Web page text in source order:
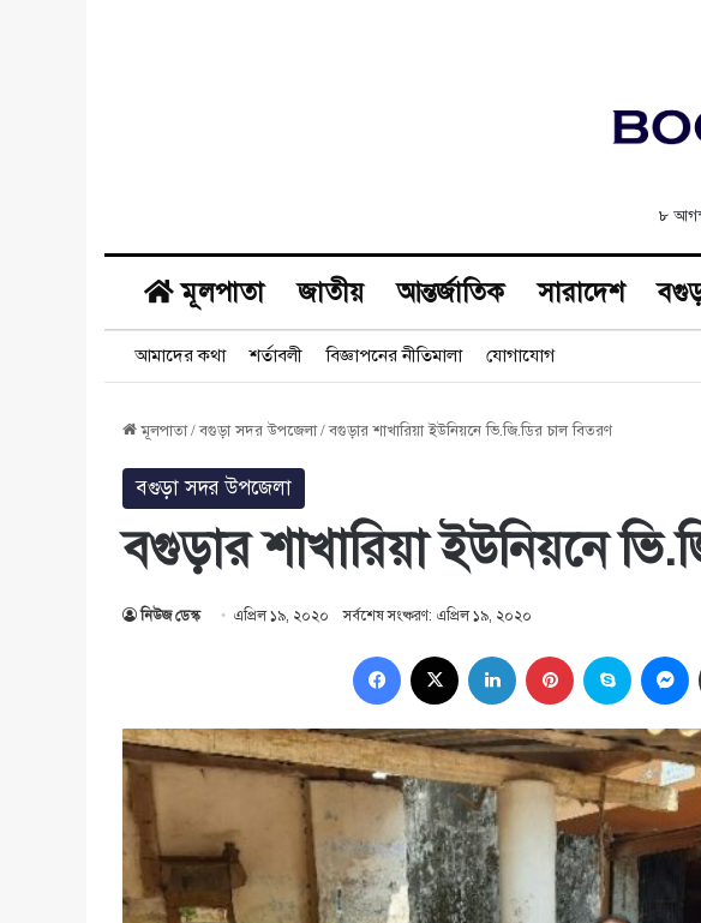
৮
মূলপাতা জাতীয় আন্তর্জাতিক সারাদেশ
আমাদের কথা শর্তাবলী বিজ্ঞাপনের নীতিমালা যোগাযোগ
মূলপাতা/বগুড়া সদর উপজেলা/বগুড়ার শাখারিয়া ইউনিয়নে ভি.জি.ডির চাল বিতরণ
বগুড়া সদর উপজেলা
বগুড়ার শাখারিয়া ইউনিয়নে
নিউজ ডেস্ক এপ্রিল ১৯, ২০২০ সর্বশেষ সংষ্করণ: এপ্রিল ১৯, ২০২০
Facebook LinkedIn Pinterest Skype